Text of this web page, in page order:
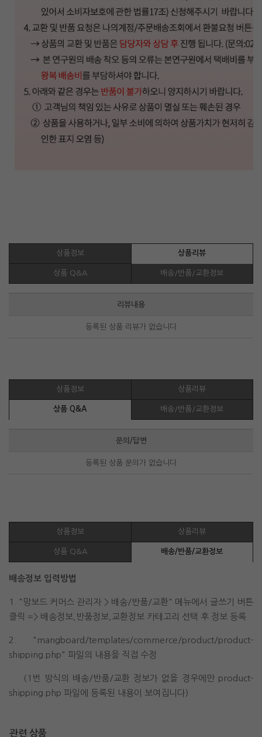
상품정보 상품리뷰
상품 Q&A 배송/반품/교환정보
리뷰내용
등록된 상품 리뷰가 없습니다
상품정보 상품리뷰
상품 Q&A 배송/반품/교환정보
문의/답변
등록된 상품 문의가 없습니다
상품정보 상품리뷰
상품 Q&A 배송/반품/교환정보
배송정보 입력방법
1. "망보드 커머스 관리자 > 배송/반품/교환" 메뉴에서 글쓰기 버튼
클릭 => 배송정보,반품정보,교환정보 카테고리 선택 후 정보 등록
2. "mangboard/templates/commerce/product/product-
shipping.php" 파일의 내용을 직접 수정
(1번 방식의 배송/반품/교환 정보가 없을 경우에만 product-
shipping.php 파일에 등록된 내용이 보여집니다)
관련 상품